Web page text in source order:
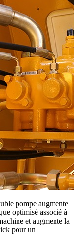
pompe augmente
optimisé associé à
et augmente la
pour un